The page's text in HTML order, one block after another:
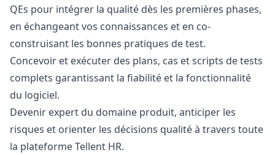
QEs pour intégrer la qualité dès les premières phases,
en échangeant vos connaissances et en co-
construisant les bonnes pratiques de test.
Concevoir et exécuter des plans, cas et scripts de tests
complets garantissant la fiabilité et la fonctionnalité
du logiciel.
Devenir expert du domaine produit, anticiper les
risques et orienter les décisions qualité à travers toute
la plateforme Tellent HR.